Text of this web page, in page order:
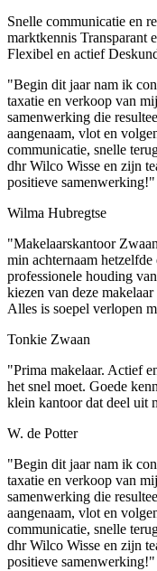
Snelle communicatie en
marktkennis Transparant
Flexibel en actief
"Begin dit jaar nam ik
taxatie en verkoop van
samenwerking die
aangenaam, vlot en
communicatie, snelle
dhr Wilco Wisse en zijn
positieve samenwerking!"
Wilma Hubregtse
"Makelaarskantoor
min achternaam
professionele houding
kiezen van deze
Alles is soepel verlopen
Tonkie Zwaan
"Prima makelaar. Actief
het snel moet. Goede
klein kantoor dat deel uit
W. de Potter
"Begin dit jaar nam ik
taxatie en verkoop van
samenwerking die
aangenaam, vlot en
communicatie, snelle
dhr Wilco Wisse en zijn
positieve samenwerking!"